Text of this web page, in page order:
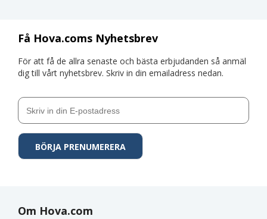
Få Hova.coms Nyhetsbrev
För att få de allra senaste och bästa erbjudanden så anmäl
dig till vårt nyhetsbrev. Skriv in din emailadress nedan.
Om Hova.com